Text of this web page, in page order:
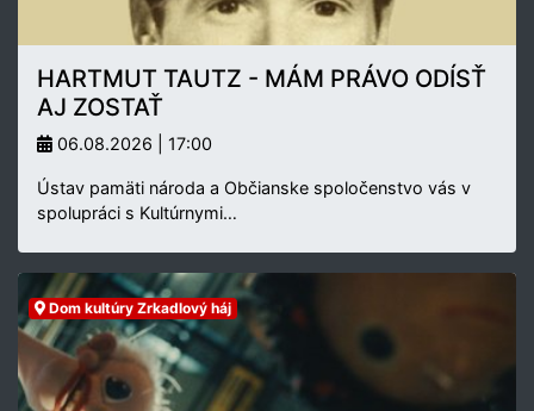
HARTMUT TAUTZ - MÁM PRÁVO ODÍSŤ
AJ ZOSTAŤ
06.08.2026 | 17:00
Ústav pamäti národa a Občianske spoločenstvo vás v
spolupráci s Kultúrnymi…
Dom kultúry Zrkadlový háj